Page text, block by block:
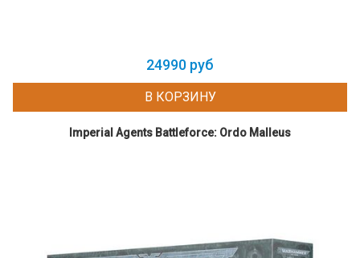
24990 руб
В КОРЗИНУ
Imperial Agents Battleforce: Ordo Malleus